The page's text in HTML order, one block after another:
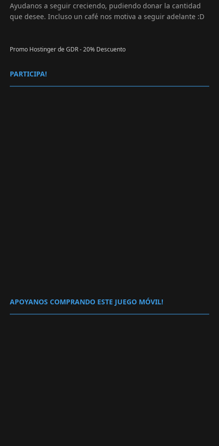
Ayudanos a seguir creciendo, pudiendo donar la cantidad
que desee. Incluso un café nos motiva a seguir adelante :D
Promo Hostinger de GDR - 20% Descuento
PARTICIPA!
APOYANOS COMPRANDO ESTE JUEGO MÓVIL!